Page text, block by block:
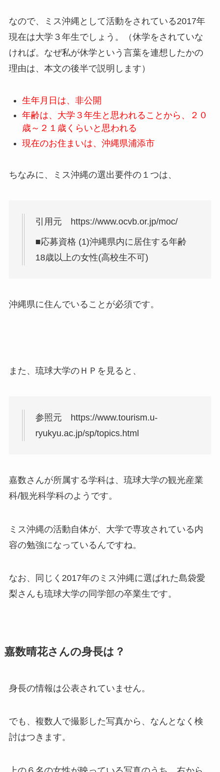
なので、ミス沖縄として活動をされている2017年
現在は大学３年生でしょう。（休学をされていな
ければ。なぜ私が休学という言葉を連想したかの
理由は、本文の後半で説明します）
生年月日は、非公開
年齢は、大学３年生と思われることから、２０
歳～２１歳くらいと思われる
現在のお住まいは、沖縄県浦添市
ちなみに、ミス沖縄の選出要件の１つは、
引用元 https://www.ocvb.or.jp/moc/
■応募資格 (1)沖縄県内に居住する年齢
18歳以上の女性(高校生不可)
沖縄県に住んでいることが必須です。
また、琉球大学のＨＰを見ると、
参照元 https://www.tourism.u-
ryukyu.ac.jp/sp/topics.html
嘉数さんが所属する学科は、琉球大学の観光産業
科/観光科学科のようです。
ミス沖縄の活動自体が、大学で専攻されている内
容の勉強になっているんですね。
なお、同じく2017年のミス沖縄に選ばれた島袋愛
梨さんも琉球大学の同学部の卒業生です。
嘉数晴花さんの身長は？
身長の情報は公表されていません。
でも、複数人で撮影した写真から、なんとなく検
討はつきます。